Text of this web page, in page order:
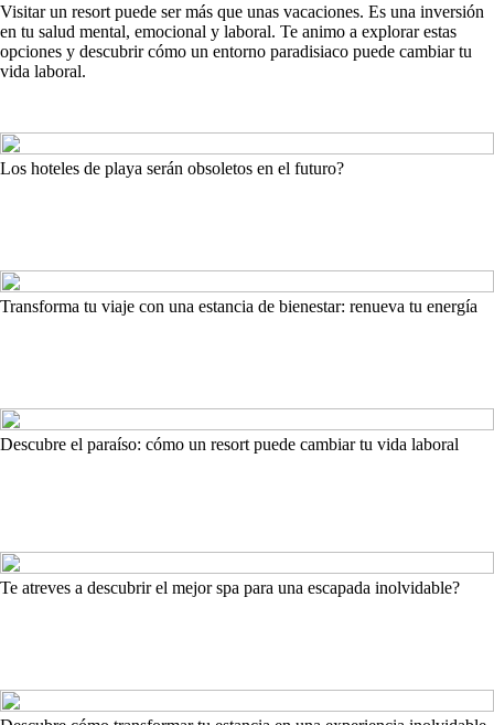
Visitar un resort puede ser más que unas vacaciones. Es una inversión
en tu salud mental, emocional y laboral. Te animo a explorar estas
opciones y descubrir cómo un entorno paradisiaco puede cambiar tu
vida laboral.
Los hoteles de playa serán obsoletos en el futuro?
Transforma tu viaje con una estancia de bienestar: renueva tu energía
Descubre el paraíso: cómo un resort puede cambiar tu vida laboral
Te atreves a descubrir el mejor spa para una escapada inolvidable?